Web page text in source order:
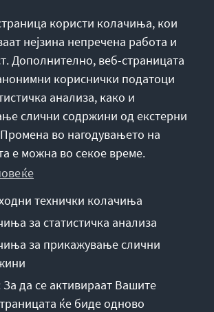
страна на КАС
податоци
Услови за употреба
on accessibility
користи колачиња, кои
нејзина непречена работа и
Дополнително, веб-страницата
кориснички податоци
анализа, како и
слични содржини од екстерни
во нагодувањето на
е можна во секое време.
технички колачиња
за статистичка анализа
за прикажување слични
да се активираат Вашите
ќе биде одново